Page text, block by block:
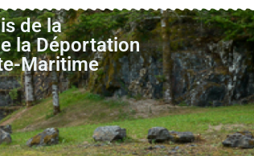
de la
la Déportation
Maritime